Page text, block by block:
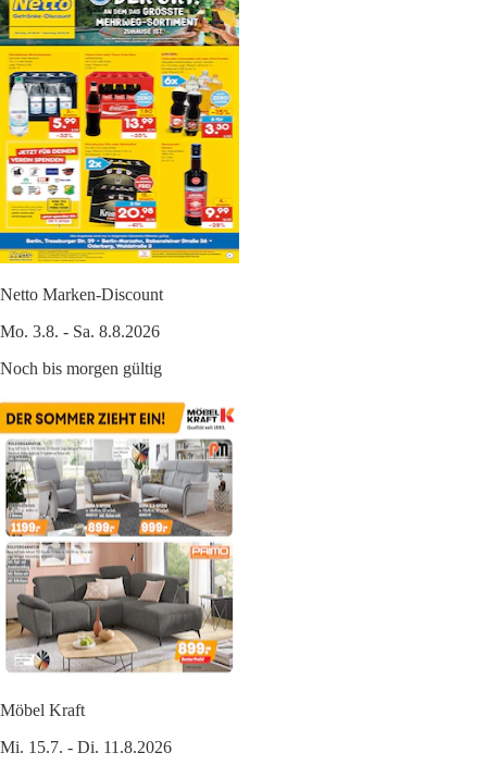
Netto Marken-Discount
Mo. 3.8. - Sa. 8.8.2026
Noch bis morgen gültig
Möbel Kraft
Mi. 15.7. - Di. 11.8.2026